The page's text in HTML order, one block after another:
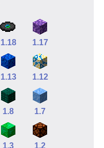
1.18 1.17
1.13 1.12
1.8 1.7
1.3 1.2